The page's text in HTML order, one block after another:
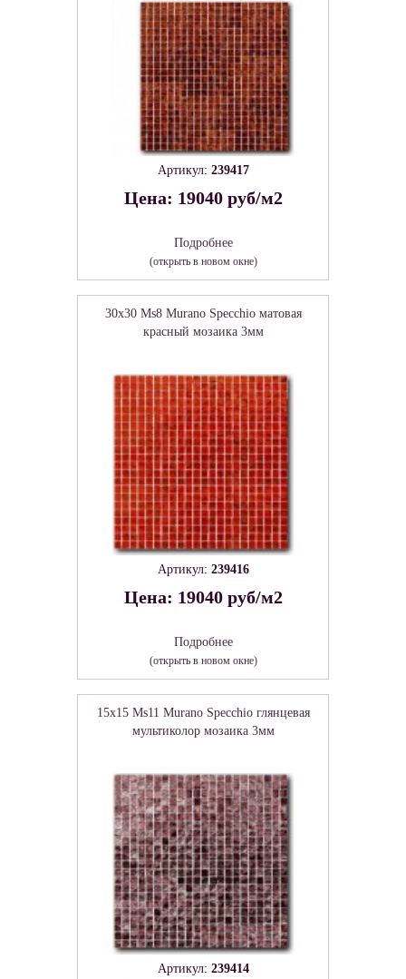
Артикул: 239417
Цена: 19040 руб/м2
Подробнее
(открыть в новом окне)
30x30 Ms8 Murano Specchio матовая
красный мозаика 3мм
Артикул: 239416
Цена: 19040 руб/м2
Подробнее
(открыть в новом окне)
15x15 Ms11 Murano Specchio глянцевая
мультиколор мозаика 3мм
Артикул: 239414